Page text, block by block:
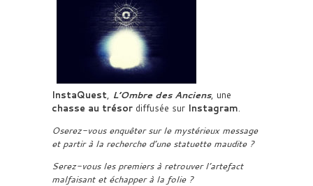
InstaQuest, L’Ombre des Anciens, une
chasse au trésor diffusée sur Instagram.
Oserez-vous enquêter sur le mystérieux message
et partir à la recherche d’une statuette maudite ?
Serez-vous les premiers à retrouver l’artefact
malfaisant et échapper à la folie ?